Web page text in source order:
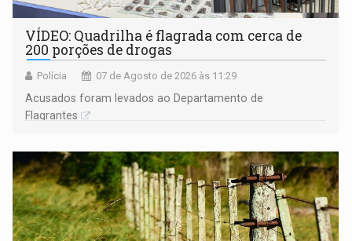
VÍDEO: Quadrilha é flagrada com cerca de
200 porções de drogas
Polícia 07 de Agosto de 2026 às 11:29
Acusados foram levados ao Departamento de
Flagrantes